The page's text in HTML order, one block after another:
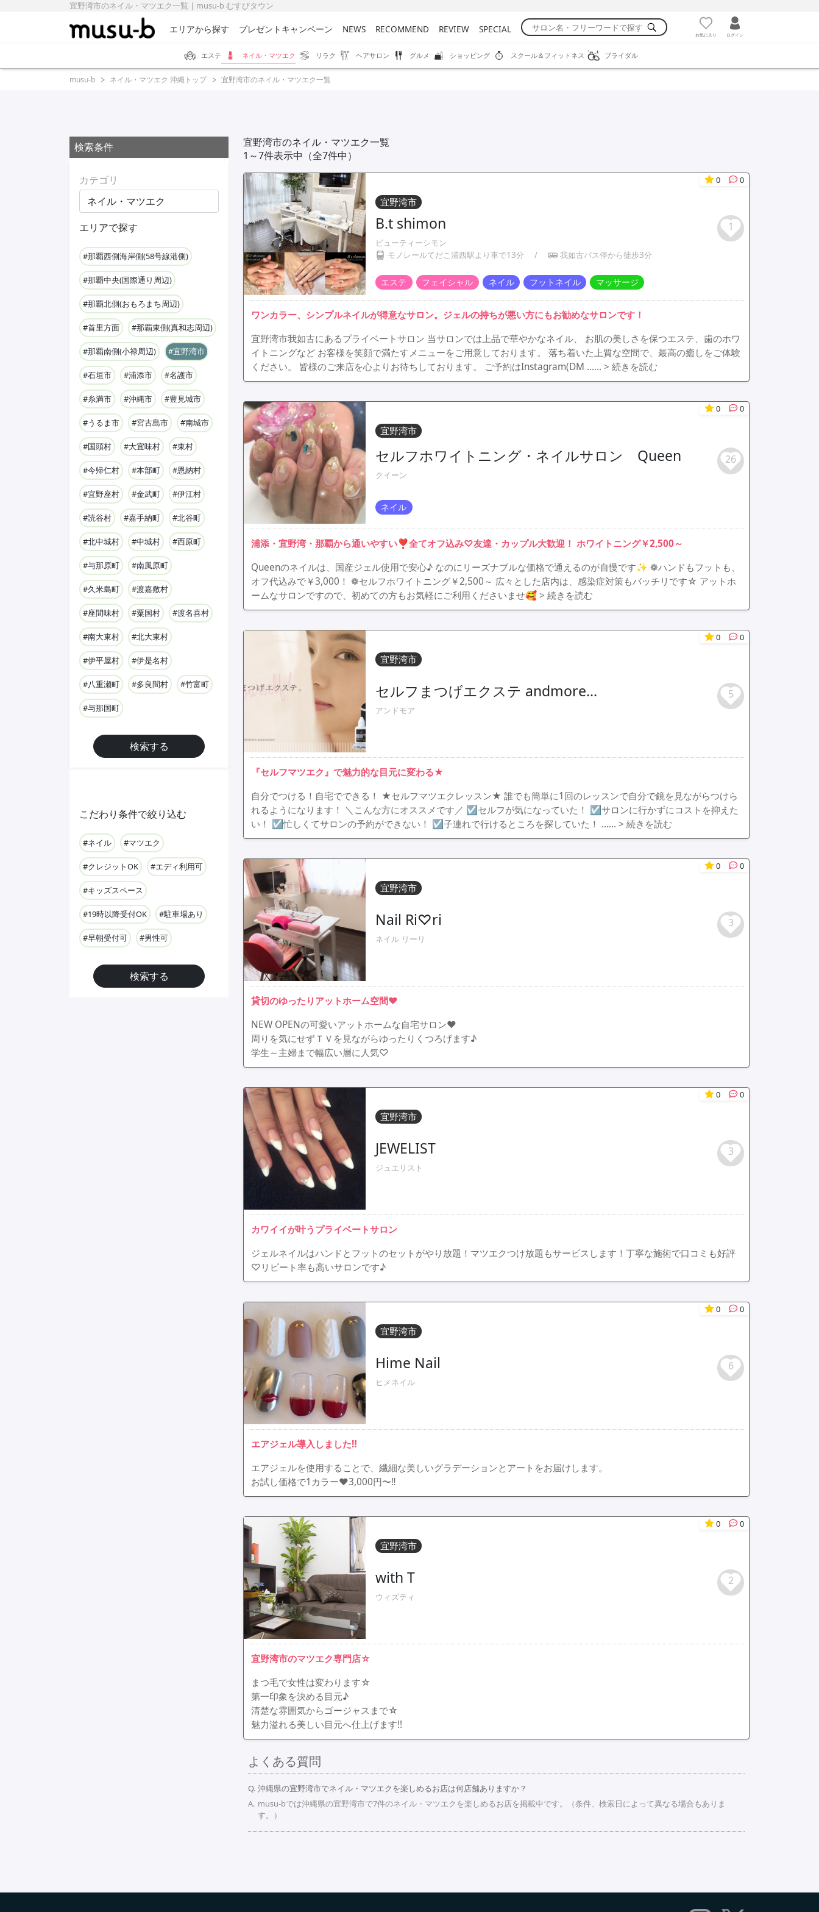
宜野湾市のネイル・マツエク一覧 | musu-b むすびタウン
エリアから探す プレゼントキャンペーン NEWS RECOMMEND REVIEW SPECIAL お気に入り ログイン
エステ ネイル・マツエク リラク ヘアサロン グルメ ショッピング スクール＆フィットネス ブライダル
musu-b ネイル・マツエク 沖縄トップ 宜野湾市のネイル・マツエク一覧
検索条件
カテゴリ
エリアで探す
#那覇西側海岸側(58号線港側)
#那覇中央(国際通り周辺)
#那覇北側(おもろまち周辺)
#首里方面 #那覇東側(真和志周辺)
#那覇南側(小禄周辺) #宜野湾市
#石垣市 #浦添市 #名護市
#糸満市 #沖縄市 #豊見城市
#うるま市 #宮古島市 #南城市
#国頭村 #大宜味村 #東村
#今帰仁村 #本部町 #恩納村
#宜野座村 #金武町 #伊江村
#読谷村 #嘉手納町 #北谷町
#北中城村 #中城村 #西原町
#与那原町 #南風原町
#久米島町 #渡嘉敷村
#座間味村 #粟国村 #渡名喜村
#南大東村 #北大東村
#伊平屋村 #伊是名村
#八重瀬町 #多良間村 #竹富町
#与那国町
検索する
こだわり条件で絞り込む
#ネイル #マツエク
#クレジットOK #エディ利用可
#キッズスペース
#19時以降受付OK #駐車場あり
#早朝受付可 #男性可
検索する
宜野湾市のネイル・マツエク一覧
1～7件表示中（全7件中）
エステ フェイシャル ネイル フットネイル マッサージ
宜野湾市
0 0
B.t shimon
ビューティーシモン
モノレールてだこ浦西駅より車で13分
/ 我如古バス停から徒歩3分
1
ワンカラー、シンプルネイルが得意なサロン。ジェルの持ちが悪い方にもお勧めなサロンです！
宜野湾市我如古にあるプライベートサロン 当サロンでは上品で華やかなネイル、 お肌の美しさを保つエステ、歯のホワ
イトニングなど お客様を笑顔で満たすメニューをご用意しております。 落ち着いた上質な空間で、最高の癒しをご体験
ください。 皆様のご来店を心よりお待ちしております。 ご予約はInstagram(DM …… > 続きを読む
ネイル
宜野湾市
0 0
セルフホワイトニング・ネイルサロン Queen
クイーン
26
浦添・宜野湾・那覇から通いやすい❣全てオフ込み♡友達・カップル大歓迎！ ホワイトニング￥2,500～
Queenのネイルは、国産ジェル使用で安心♪ なのにリーズナブルな価格で通えるのが自慢です✨ ❁ハンドもフットも、
オフ代込みで￥3,000！ ❁セルフホワイトニング￥2,500～ 広々とした店内は、感染症対策もバッチリです☆ アットホ
ームなサロンですので、初めての方もお気軽にご利用くださいませ🥰> 続きを読む
宜野湾市
0 0
セルフまつげエクステ andmore...
アンドモア
5
『セルフマツエク』で魅力的な目元に変わる★
自分でつける！自宅でできる！ ★セルフマツエクレッスン★ 誰でも簡単に1回のレッスンで自分で鏡を見ながらつけら
れるようになります！ ＼こんな方にオススメです／ ☑セルフが気になっていた！ ☑サロンに行かずにコストを抑えた
い！ ☑忙しくてサロンの予約ができない！ ☑子連れで行けるところを探していた！ …… > 続きを読む
宜野湾市
0 0
Nail Ri♡ri
ネイル リーリ
3
貸切のゆったりアットホーム空間♥
NEW OPENの可愛いアットホームな自宅サロン♥
周りを気にせずＴＶを見ながらゆったりくつろげます♪
学生～主婦まで幅広い層に人気♡
宜野湾市
0 0
JEWELIST
ジュエリスト
3
カワイイが叶うプライベートサロン
ジェルネイルはハンドとフットのセットがやり放題！マツエクつけ放題もサービスします！丁寧な施術で口コミも好評
♡リピート率も高いサロンです♪
宜野湾市
0 0
Hime Nail
ヒメネイル
6
エアジェル導入しました‼
エアジェルを使用することで、繊細な美しいグラデーションとアートをお届けします。
お試し価格で1カラー♥3,000円〜‼
宜野湾市
0 0
with T
ウィズティ
2
宜野湾市のマツエク専門店☆
まつ毛で女性は変わります☆
第一印象を決める目元♪
清楚な雰囲気からゴージャスまで☆
魅力溢れる美しい目元へ仕上げます!!
よくある質問
沖縄県の宜野湾市でネイル・マツエクを楽しめるお店は何店舗ありますか？
musu-bでは沖縄県の宜野湾市で7件のネイル・マツエクを楽しめるお店を掲載中です。（条件、検索日によって異なる場合もありま
す。）